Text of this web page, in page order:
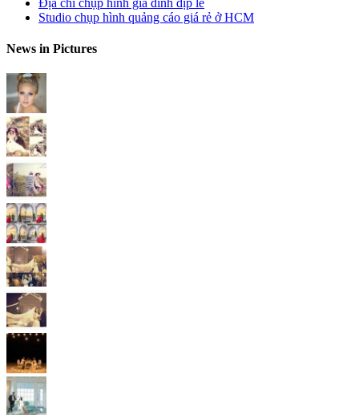
Studio chụp hình quảng cáo giá rẻ ở HCM
News in Pictures